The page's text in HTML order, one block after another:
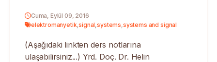
Cuma, Eylül 09, 2016
elektromanyetik,signal,systems,systems and signal
(Aşağıdaki linkten ders notlarına
ulaşabilirsiniz...) Yrd. Doç. Dr. Helin